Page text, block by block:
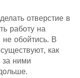
отверстие в
работу на
не обойтись. В
как
за ними